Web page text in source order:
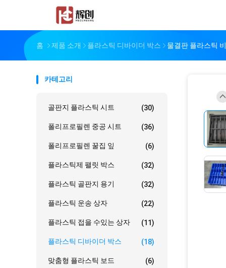
홈 제품 소개 플라스틱 디바이더 박스 물결판 플라스틱
카테고리
골판지 플라스틱 시트 (30)
폴리프로필렌 중공 시트 (36)
폴리프로필렌 꿀집 잎 (6)
플라스틱제 팰릿 박스 (32)
플라스틱 골판지 용기 (32)
플라스틱 운송 상자 (22)
플라스틱 접을 수있는 상자 (11)
플라스틱 디바이더 박스 (18)
맞춤형 플라스틱 보드 (6)